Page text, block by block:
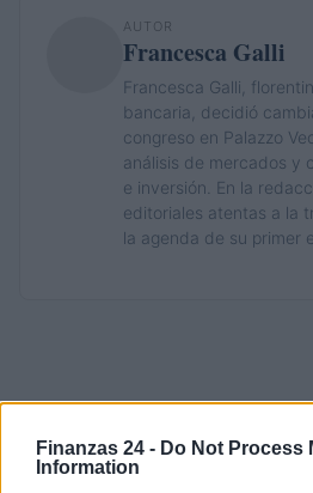
Finanzas 24 - Do Not Process
Information
AUTOR
Francesca Galli
Francesca Galli,
bancaria, decidió
congreso en Palazzo
análisis de mercados y
e inversión. En la
editoriales atentas a la
la agenda de su primer